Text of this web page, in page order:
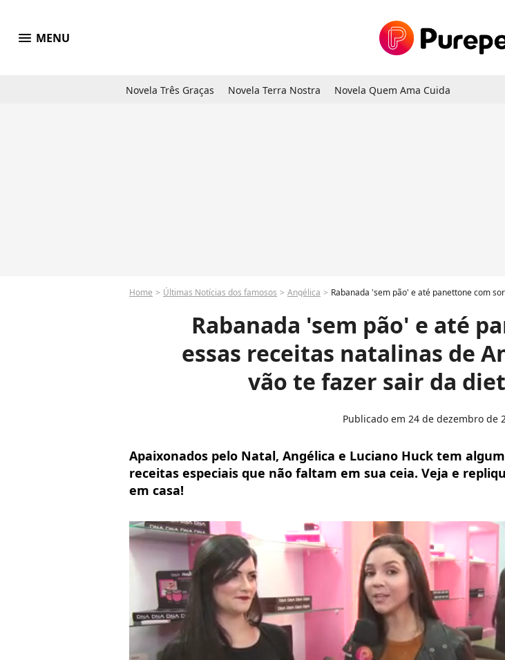
menu MENU
Novela Três Graças Novela Terra Nostra Novela Quem Ama Cuida
Home Últimas Notícias dos famosos Angélica Rabanada 'sem pão' e até panettone com
Rabanada 'sem pão' e até
essas receitas natalinas de
vão te fazer sair da
Publicado em 24 de dezembro de
Apaixonados pelo Natal, Angélica e Luciano Huck tem
receitas especiais que não faltam em sua ceia. Veja e
em casa!